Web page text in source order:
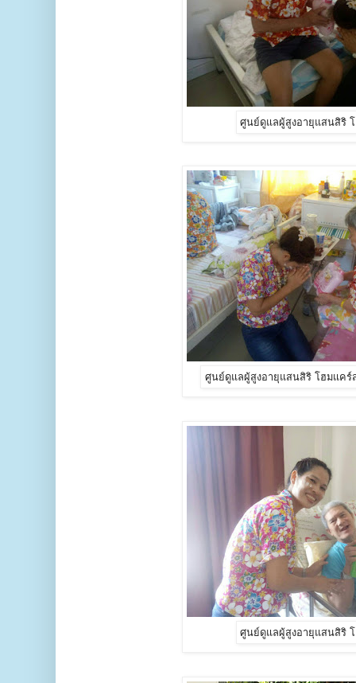
ศูนย์ดูแลผู้สูงอายุแสนสิริ
ศูนย์ดูแลผู้สูงอายุแสนสิริ โฮมแคร์
ศูนย์ดูแลผู้สูงอายุแสนสิริ